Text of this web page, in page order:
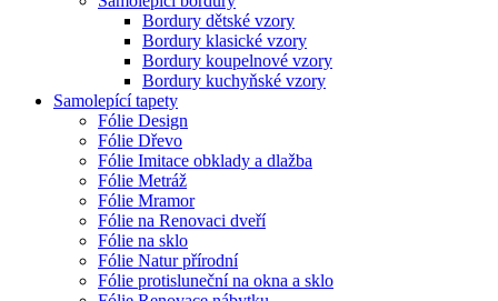
Bordury dětské vzory
Bordury klasické vzory
Bordury koupelnové vzory
Bordury kuchyňské vzory
Samolepící tapety
Fólie Design
Fólie Dřevo
Fólie Imitace obklady a dlažba
Fólie Metráž
Fólie Mramor
Fólie na Renovaci dveří
Fólie na sklo
Fólie Natur přírodní
Fólie protisluneční na okna a sklo